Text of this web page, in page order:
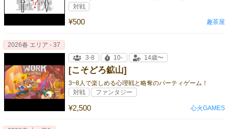
¥500
対戦
趣茶屋
[こそどろ鉱山]
3~8人で楽しめる心理戦と略奪のパーティゲーム！
¥2,500
2026春 エリア - 37
3-8
10- 14歳〜
対戦 ファンタジー
心火GAMES